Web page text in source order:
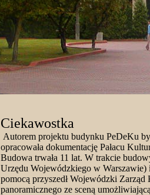
Ciekawostka
Autorem projektu budynku PeDeKu
opracowała dokumentację Pałacu
Budowa trwała 11 lat. W trakcie
Urzędu Wojewódzkiego w Warszawie)
pomocą przyszedł Wojewódzki
panoramicznego ze sceną